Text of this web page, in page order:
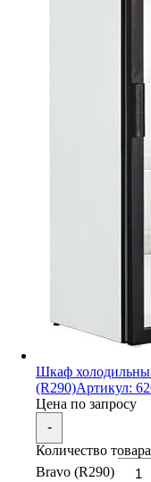
Шкаф
(R290)Артикул:
Цена по запросу
-
Количество
Bravo (R290)